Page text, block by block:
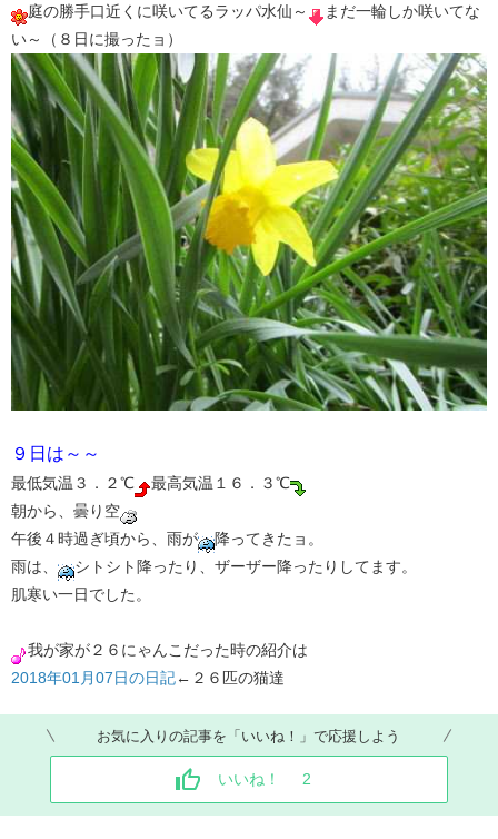
庭の勝手口近くに咲いてるラッパ水仙～
まだ一輪しか咲いてな
い～（８日に撮ったョ）
９日は～～
最低気温３．２℃
最高気温１６．３℃
朝から、曇り空
午後４時過ぎ頃から、雨が
降ってきたョ。
雨は、
シトシト降ったり、ザーザー降ったりしてます。
肌寒い一日でした。
我が家が２６にゃんこだった時の紹介は
2018年01月07日の日記←２６匹の猫達
お気に入りの記事を「いいね！」で応援しよう
いいね！ 2